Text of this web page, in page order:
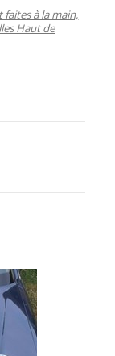
à la main,
Haut de